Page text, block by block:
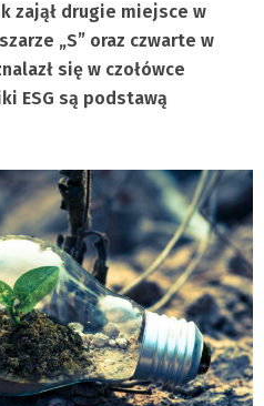
zajął drugie miejsce w
„S” oraz czwarte w
się w czołówce
ESG są podstawą